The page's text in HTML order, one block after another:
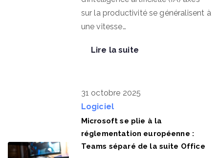
sur la productivité se généralisent à
une vitesse…
Lire la suite
31 octobre 2025
Logiciel
Microsoft se plie à la
réglementation européenne :
Teams séparé de la suite Office